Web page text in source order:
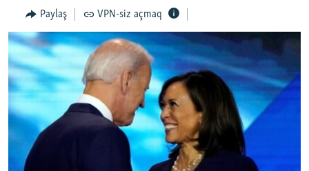
ARAŞDIRMA
MULTIMEDIA
VIDEO
FOTOQALEREYA
İNFOQRAFIKA
KARIKATURA
RADIO ARXIV
OXU ZALI
AZƏRBAYCAN ƏDƏBIYYATI KITABXANASI
İSLAM VƏ DEMOKRATIYA
İZ - MƏDƏNIYYƏT PROQRAMI
HAQQIMIZDA
MISSIYAMIZ
PEŞƏ ETIKASI VƏ JURNALISTIKA STANDARTLARIMIZ
MATERIALLARIMIZDAN ISTIFADƏ
BIZI IZLƏ
Paylaş VPN-siz açmaq